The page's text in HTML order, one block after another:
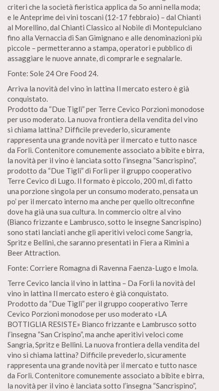
criteri che la società fieristica applica da 5o anni nella moda;
e le Anteprime dei vini toscani (12-17 febbraio) – dal Chianti
al Morellino, dal Chianti Classico al Nobile di Montepulciano
fino alla Vernaccia di San Gimignano e alle denominazioni più
piccole – permetteranno a stampa, operatori e pubblico di
assaggiare le nuove annate, di comprarle e segnalarle.
Fonte: Sole 24 Ore Food 24.
Arriva la novità del vino in lattina Il mercato estero è già
conquistato.
Prodotto da “Due Tigli” per Terre Cevico Porzioni monodose
per uso moderato. La nuova frontiera della vendita del vino
si chiama lattina? Difficile prevederlo, sicuramente
rappresenta una grande novità per il mercato e tutto nasce
da Forlì. Contenitore comunemente associato a bibite e birra,
la novità per il vino è lanciata sotto l’insegna “Sancrispino”,
prodotto da “Due Tigli” di Forlì per il gruppo cooperativo
Terre Cevico di Lugo. Il formato è piccolo, 200 ml, di fatto
una porzione singola per un consumo moderato, pensata un
po’ per il mercato interno ma anche per quello oltreconfine
dove ha già una sua cultura. In commercio oltre al vino
(Bianco frizzante e Lambrusco, sotto le insegne Sancrispino)
sono stati lanciati anche gli aperitivi veloci come Sangria,
Spritz e Bellini, che saranno presentati in Fiera a Rimini a
Beer Attraction.
Fonte: Corriere Romagna di Ravenna Faenza-Lugo e Imola.
Terre Cevico lancia il vino in lattina – Da Forlì la novità del
vino in lattina Il mercato estero è già conquistato.
Prodotto da “Due Tigli” per il gruppo cooperativo Terre
Cevico Porzioni monodose per uso moderato «LA
BOTTIGLIA RESISTE» Bianco frizzante e Lambrusco sotto
l’insegna “San Crispino”, ma anche aperitivi veloci come
Sangria, Spritz e Bellini. La nuova frontiera della vendita del
vino si chiama lattina? Difficile prevederlo, sicuramente
rappresenta una grande novità per il mercato e tutto nasce
da Forlì. Contenitore comunemente associato a bibite e birra,
la novità per il vino è lanciata sotto l’insegna “Sancrispino”,